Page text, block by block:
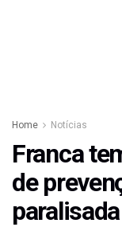
Home Notícias
Franca
de